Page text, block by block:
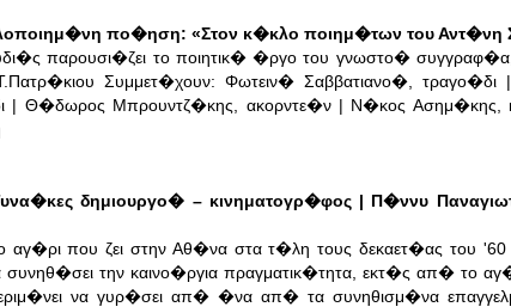
πο�ηση: «Στον κ�κλο ποιημ�των του Αντ�νη
παρουσι�ζει το ποιητικ� �ργο του γνωστο�
Συμμετ�χουν: Φωτειν� Σαββατιανο�,
| Θ�δωρος Μπρουντζ�κης, ακορντε�ν | Ν�κος Ασημ�κης,
δημιουργο� – κινηματογρ�φος | Π�ννυ
που ζει στην Αθ�να στα τ�λη τους δεκαετ�ας του
την καινο�ργια πραγματικ�τητα, εκτ�ς απ� το
να γυρ�σει απ� �να απ� τα συνηθισμ�να